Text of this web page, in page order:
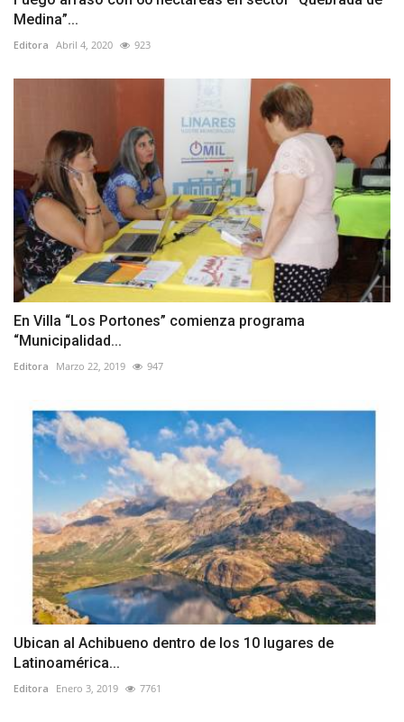
Medina”...
Editora Abril 4, 2020 923
En Villa “Los Portones” comienza programa
“Municipalidad...
Editora Marzo 22, 2019 947
Ubican al Achibueno dentro de los 10 lugares de
Latinoamérica...
Editora Enero 3, 2019 7761